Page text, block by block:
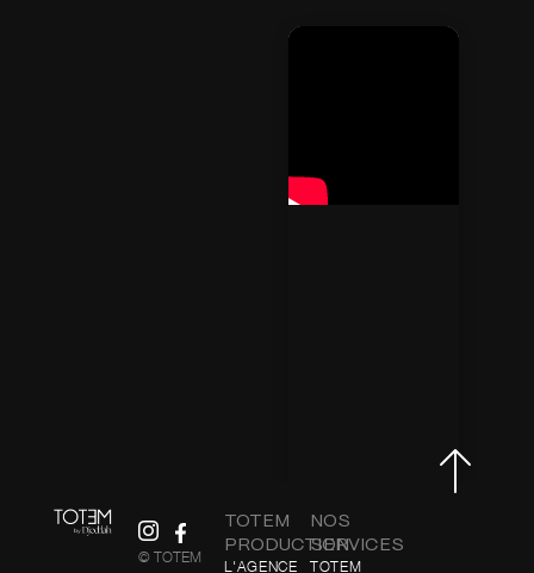
© TOTEM
TOTEM
PRODUCTION
L'AGENCE
NOS
SERVICES
TOTEM